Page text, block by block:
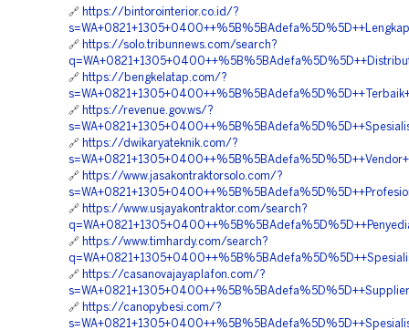
🔗 https://bintorointerior.co.id/?
🔗 https://solo.tribunnews.com/search?
🔗 https://bengkelatap.com/?
🔗 https://revenue.gov.ws/?
🔗 https://dwikaryateknik.com/?
🔗 https://www.jasakontraktorsolo.com/?
🔗 https://www.usjayakontraktor.com/search?
🔗 https://www.timhardy.com/search?
🔗 https://casanovajayaplafon.com/?
🔗 https://canopybesi.com/?